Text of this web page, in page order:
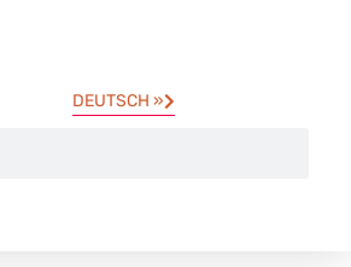
DEUTSCH »